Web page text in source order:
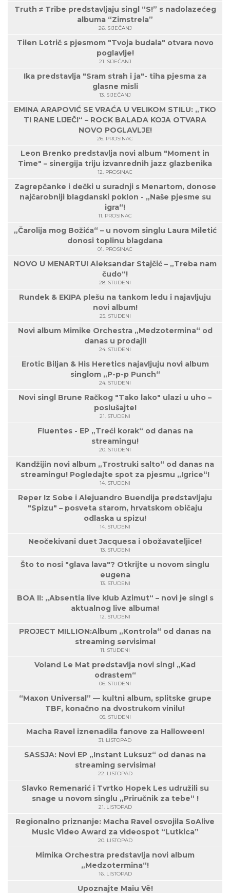
Truth ≠ Tribe predstavljaju singl “S!” s nadolazećeg
albuma “Zimstrela”
26. SIJEČANJ
Tilen Lotrič s pjesmom "Tvoja budala" otvara novo
poglavlje!
21. SIJEČANJ
Ika predstavlja "Sram strah i ja"- tiha pjesma za
glasne misli
13. SIJEČANJ
EMINA ARAPOVIĆ SE VRAĆA U VELIKOM STILU: „TKO
TI RANE LIJEČI“ – ROCK BALADA KOJA OTVARA
NOVO POGLAVLJE!
26. PROSINAC
Leon Brenko predstavlja novi album "Moment in
Time" – sinergija triju izvanrednih jazz glazbenika
12. PROSINAC
Zagrepčanke i dečki u suradnji s Menartom, donose
najčarobniji blagdanski poklon - „Naše pjesme su
igra“!
11. PROSINAC
„Čarolija mog Božića“ – u novom singlu Laura Miletić
donosi toplinu blagdana
01. PROSINAC
NOVO U MENARTU! Aleksandar Stajčić – „Treba nam
čudo“!
28. STUDENI
Rundek & EKIPA plešu na tankom ledu i najavljuju
novi album!
25. STUDENI
Novi album Mimike Orchestra „Medzotermina“ od
danas u prodaji!
24. STUDENI
Erotic Biljan & His Heretics najavljuju novi album
singlom „P-p-p Punch“
24. STUDENI
Novi singl Brune Račkog "Tako lako" ulazi u uho –
poslušajte!
21. STUDENI
Fluentes - EP „Treći korak“ od danas na
streamingu!
20. STUDENI
Kandžijin novi album „Trostruki salto“ od danas na
streamingu! Pogledajte spot za pjesmu „Igrice“!
14. STUDENI
Reper Iz Sobe i Alejuandro Buendija predstavljaju
"Spizu" – posveta starom, hrvatskom običaju
odlaska u spizu!
14. STUDENI
Neočekivani duet Jacquesa i obožavateljice!
13. STUDENI
Što to nosi "glava lava"? Otkrijte u novom singlu
eugena
13. STUDENI
BOA II: „Absentia live klub Azimut“ – novi je singl s
aktualnog live albuma!
12. STUDENI
PROJECT MILLION:Album „Kontrola“ od danas na
streaming servisima!
11. STUDENI
Voland Le Mat predstavlja novi singl „Kad
odrastem“
06. STUDENI
“Maxon Universal” — kultni album, splitske grupe
TBF, konačno na dvostrukom vinilu!
05. STUDENI
Macha Ravel iznenadila fanove za Halloween!
31. LISTOPAD
SASSJA: Novi EP „Instant Luksuz“ od danas na
streaming servisima!
22. LISTOPAD
Slavko Remenarić i Tvrtko Hopek Les udružili su
snage u novom singlu „Priručnik za tebe“ !
21. LISTOPAD
Regionalno priznanje: Macha Ravel osvojila SoAlive
Music Video Award za videospot “Lutkica”
20. LISTOPAD
Mimika Orchestra predstavlja novi album
„Medzotermina“!
16. LISTOPAD
Upoznajte Maiu Vë!